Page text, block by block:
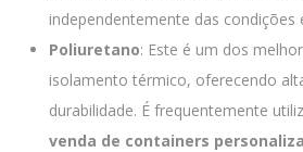
independentemente das condições
Poliuretano: Este é um dos
isolamento térmico, oferecendo
durabilidade. É frequentemente
venda de containers